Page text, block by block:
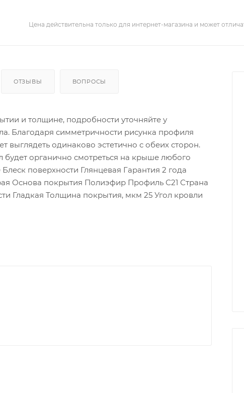
Цена действительна только для интернет-магазина и может
ОТЗЫВЫ ВОПРОСЫ
и толщине, подробности уточняйте у
Благодаря симметричности рисунка профиля
одинаково эстетично с обеих сторон.
органично смотреться на крыше любого
поверхности Глянцевая Гарантия 2 года
Основа покрытия Полиэфир Профиль С21 Страна
Гладкая Толщина покрытия, мкм 25 Угол кровли